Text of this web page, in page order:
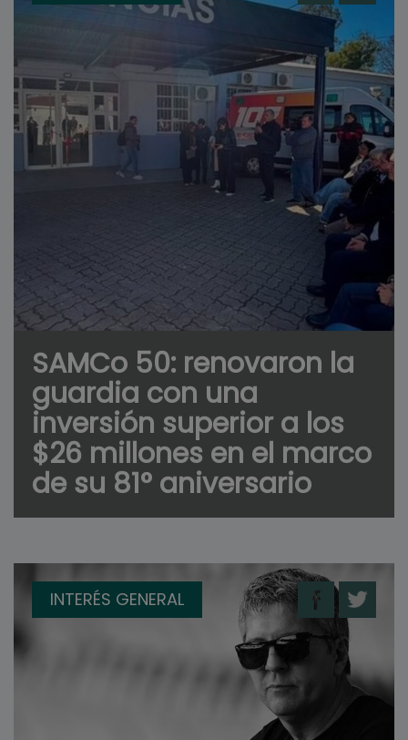
SAMCo 50: renovaron la
guardia con una
inversión superior a los
$26 millones en el marco
de su 81° aniversario
INTERÉS GENERAL